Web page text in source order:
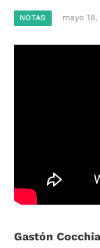
NOTAS mayo 18,
Gastón